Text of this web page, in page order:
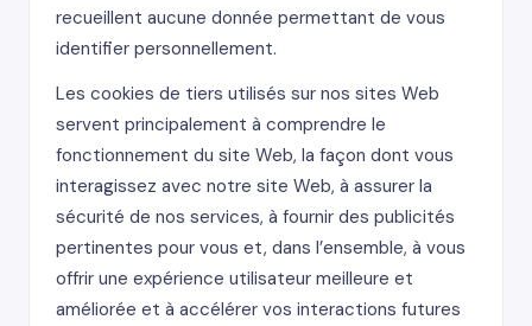
recueillent aucune donnée permettant de vous
identifier personnellement.
Les cookies de tiers utilisés sur nos sites Web
servent principalement à comprendre le
fonctionnement du site Web, la façon dont vous
interagissez avec notre site Web, à assurer la
sécurité de nos services, à fournir des publicités
pertinentes pour vous et, dans l’ensemble, à vous
offrir une expérience utilisateur meilleure et
améliorée et à accélérer vos interactions futures